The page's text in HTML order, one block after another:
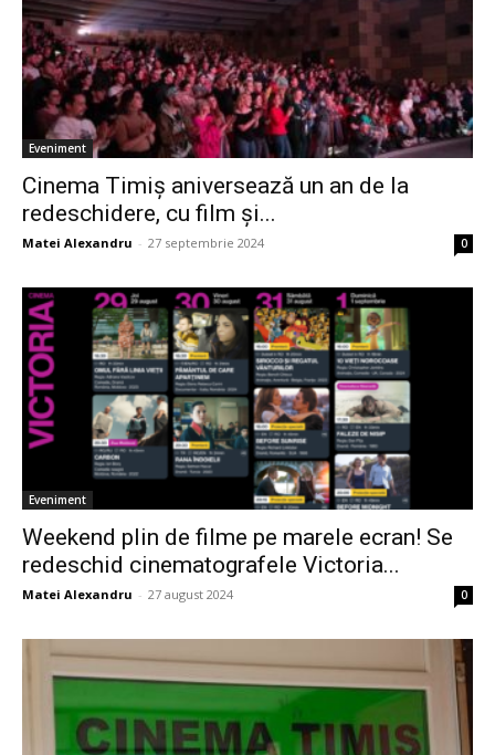
Eveniment
Cinema Timiș aniversează un an de la
redeschidere, cu film și...
Matei Alexandru - 27 septembrie 2024 0
Eveniment
Weekend plin de filme pe marele ecran! Se
redeschid cinematografele Victoria...
Matei Alexandru - 27 august 2024 0